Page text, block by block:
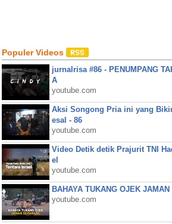
Populer Videos
jurnalrisa #86 - PENUMPANG
A
youtube.com
Aksi Songong Pria ini yang
esal - 86
youtube.com
Video Detik detik Prajurit TNI
el
youtube.com
BAHAYA TUKANG OJEK
youtube.com